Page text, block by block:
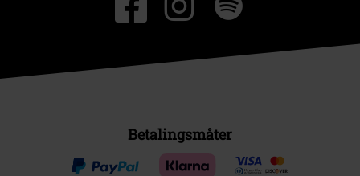
Betalingsmåter